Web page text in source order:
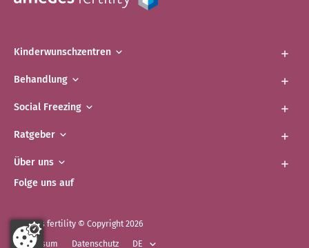
Kinderwunschzentren
Behandlung
Social Freezing
Ratgeber
Über uns
Folge uns auf
amedes fertility © Copyright 2026
Impressum
Datenschutz DE